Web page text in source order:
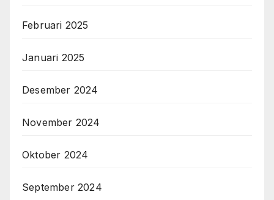
Februari 2025
Januari 2025
Desember 2024
November 2024
Oktober 2024
September 2024